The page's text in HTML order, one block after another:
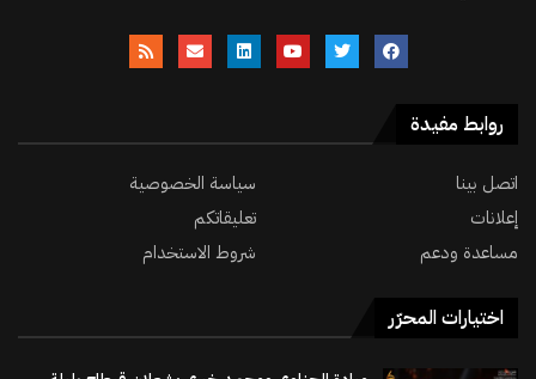
روابط مفيدة
اتصل بينا
سياسة الخصوصية
إعلانات
تعليقاتكم
مساعدة ودعم
شروط الاستخدام
اختيارات المحرّر